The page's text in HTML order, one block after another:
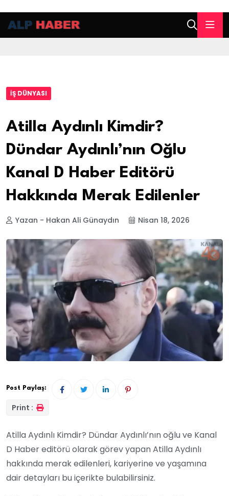
İŞ DÜNYASI
Atilla Aydınlı Kimdir?
Dündar Aydınlı’nın Oğlu
Kanal D Haber Editörü
Hakkında Merak Edilenler
Yazan - Hakan Ali Günaydın Nisan 18, 2026
Post Paylaş:
Print :
Atilla Aydınlı Kimdir? Dündar Aydınlı’nın oğlu ve Kanal
D Haber editörü olarak görev yapan Atilla Aydınlı
hakkında merak edilenleri, kariyerine ve yaşamına
dair detayları bu içerikte bulabilirsiniz.